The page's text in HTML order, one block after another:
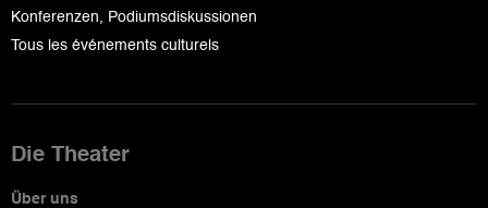
Konferenzen, Podiumsdiskussionen
Tous les événements culturels
Die Theater
Über uns